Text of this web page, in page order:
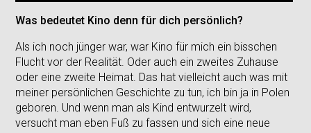
Was bedeutet Kino denn für dich persönlich?
Als ich noch jünger war, war Kino für mich ein bisschen
Flucht vor der Realität. Oder auch ein zweites Zuhause
oder eine zweite Heimat. Das hat vielleicht auch was mit
meiner persönlichen Geschichte zu tun, ich bin ja in Polen
geboren. Und wenn man als Kind entwurzelt wird,
versucht man eben Fuß zu fassen und sich eine neue